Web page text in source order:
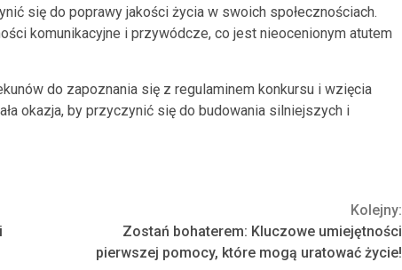
się do poprawy jakości życia w swoich społecznościach.
komunikacyjne i przywódcze, co jest nieocenionym atutem
do zapoznania się z regulaminem konkursu i wzięcia
okazja, by przyczynić się do budowania silniejszych i
Kolejny:
Zostań bohaterem: Kluczowe umiejętności
pierwszej pomocy, które mogą uratować życie!